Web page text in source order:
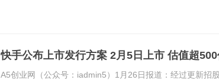
快手公布上市发行方案 2月5日上市 估值超
A5创业网（公众号：iadmin5）1月26日报道：经过更新招